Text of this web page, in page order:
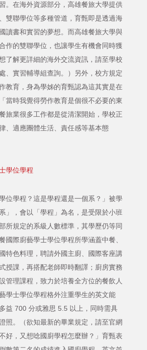
。在海外資源部分，高雄餐旅大學提供
雙聯學位等多種管道，育甄即是透過海
讀書和實習的夢想。而高雄餐旅大學與
作的雙聯學位，也讓學生有機會同時獲
了解更詳細的海外交流資訊，請至學校
、實習輔導組查詢。）另外，校方規定
教育，身為學姊的育甄認為這其實是在
當時我覺得勞作教育是個很不必要的東
旅業很多工作都是從清潔開始，學校正
、適應團體生活、責任感等基本態
學位學程
位學程？這是學程還是一個系？」被學
」，會以「學程」為名，是受限於小班
所規定的系級人數標準，其學歷仍等同
國際廚藝學士學位學程所學涵蓋中餐、
特色料理，聘請外國主廚、國際客座講
授課，再搭配老師即時翻譯；廚房實務
管理課程，致力於培養全方位的餐飲人
學士學位學程格外注重學生的英文能
益 700 分或雅思 5.5 以上，同時需具
照。（欲知最新的畢業規定，請至官網
好，又想唸國廚學程怎麼辦？」育甄表